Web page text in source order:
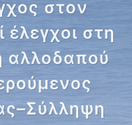
στον
έλεγχοι στη
αλλοδαπού